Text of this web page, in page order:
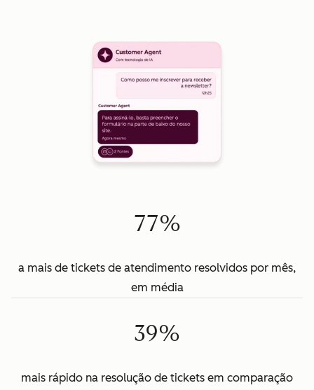
77%
a mais de tickets de atendimento resolvidos por mês,
em média
39%
mais rápido na resolução de tickets em comparação